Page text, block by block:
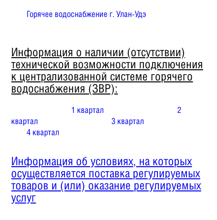
Горячее водоснабжение г. Улан-Удэ
Информация о наличии (отсутствии)
технической возможности подключения
к централизованной системе горячего
водоснабжения (ЗВР):
1 квартал
2
квартал
3 квартал
4 квартал
Информация об условиях, на которых
осуществляется поставка регулируемых
товаров и (или) оказание регулируемых
услуг